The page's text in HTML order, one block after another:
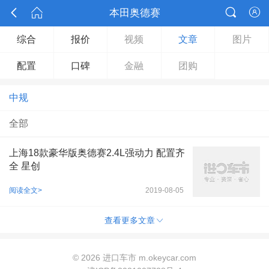
  本田奥德赛 

综合 报价 视频 文章 图片
配置 口碑 金融 团购
中规
全部
上海18款豪华版奥德赛2.4L强动力 配置齐
全 星创
2019-08-05
阅读全文>
查看更多文章
© 2026 进口车市 m.okeycar.com